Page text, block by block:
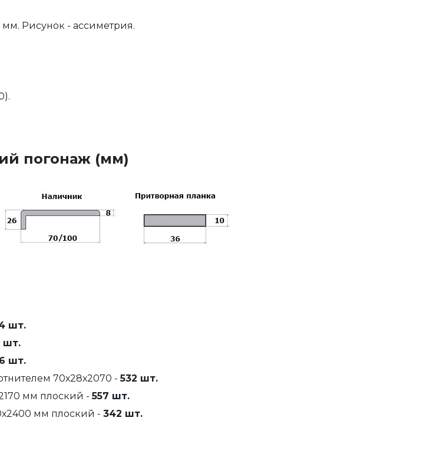
Рисунок - ассиметрия.
погонаж (мм)
шт.
шт.
шт.
70х28х2070 -532 шт.
мм плоский -557 шт.
мм плоский - 342 шт.